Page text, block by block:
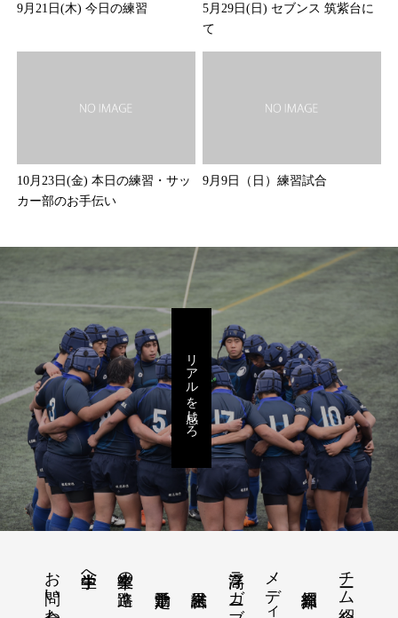
9月21日(木) 今日の練習
5月29日(日) セブンス 筑紫台に
て
10月23日(金) 本日の練習・サッ
カー部のお手伝い
9月9日（日）練習試合
リアルを感じろ
チーム紹介
メディア情報
卒業生の進路
中学生へ
お問い合わせ